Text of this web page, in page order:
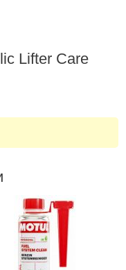
Lifter Care